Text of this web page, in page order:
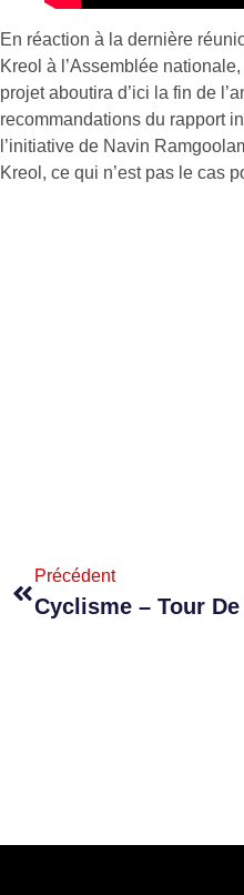
En réaction à la dernière
Kreol à l’Assemblée
projet aboutira d’ici la fin de
recommandations du rapport
l’initiative de Navin
Kreol, ce qui n’est pas le cas
Précédent